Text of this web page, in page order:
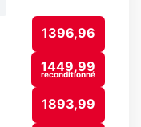
1396,96
1449,99
reconditionné
1893,99